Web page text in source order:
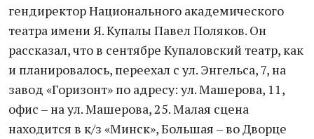
гендиректор Национального академического
театра имени Я. Купалы Павел Поляков. Он
рассказал, что в сентябре Купаловский театр, как
и планировалось, переехал с ул. Энгельса, 7, на
завод «Горизонт» по адресу: ул. Машерова, 11,
офис – на ул. Машерова, 25. Малая сцена
находится в к/з «Минск», Большая – во Дворце